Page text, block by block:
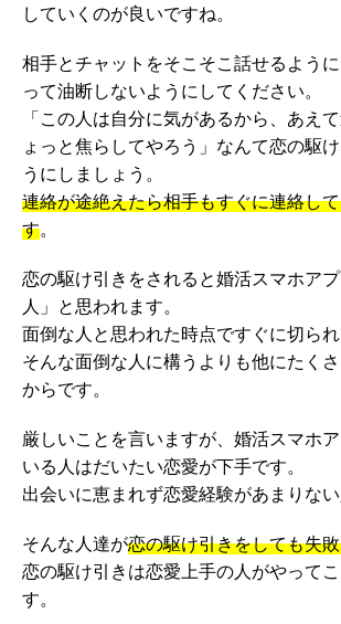
していくのが良いですね。
相手とチャットをそこそこ話せるよう
って油断しないようにしてください。
「この人は自分に気があるから、あえ
ょっと焦らしてやろう」なんて恋の駆
うにしましょう。
連絡が途絶えたら相手もすぐに連絡し
す。
恋の駆け引きをされると婚活スマホア
人」と思われます。
面倒な人と思われた時点ですぐに切られ
そんな面倒な人に構うよりも他にたく
からです。
厳しいことを言いますが、婚活スマホ
いる人はだいたい恋愛が下手です。
出会いに恵まれず恋愛経験があまりない
そんな人達が恋の駆け引きをしても失
恋の駆け引きは恋愛上手の人がやって
す。